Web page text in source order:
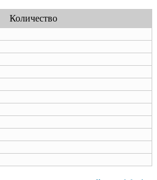
Количество